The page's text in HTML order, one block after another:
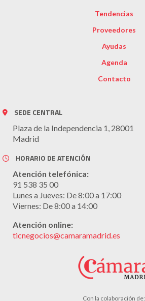
Tendencias
Proveedores
Ayudas
Agenda
Contacto
SEDE CENTRAL
Plaza de la Independencia 1, 28001
Madrid
HORARIO DE ATENCIÓN
Atención telefónica:
91 538 35 00
Lunes a Jueves: De 8:00 a 17:00
Viernes: De 8:00 a 14:00
Atención online:
ticnegocios@camaramadrid.es
Con la colaboración de: